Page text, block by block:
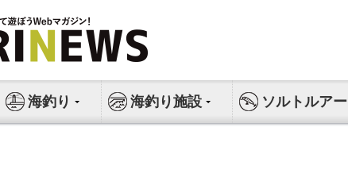
海釣り 海釣り施設 ソルトルアー